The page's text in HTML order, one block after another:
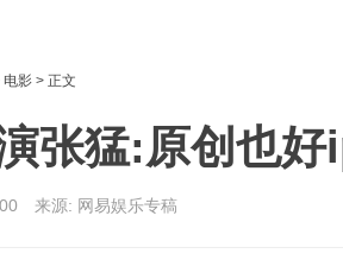
电影 > 正文
张猛:原创也
来源: 网易娱乐专稿